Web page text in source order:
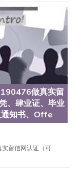
申
哪里
以修改成绩单
吗551190476
到国外毕业证
信551190476
找毕业证封皮
QQ微信
551190476快
留学文凭认证
微信
法国留学
片QQ微信
信551190476
尔兰留学回国
理QQ微信
买国
做真实留
、肆业证、毕业
通知书、Offe
留信网认证（可